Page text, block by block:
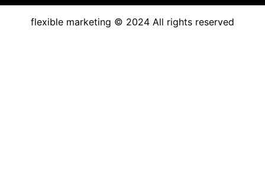
flexible marketing © 2024 All rights reserved